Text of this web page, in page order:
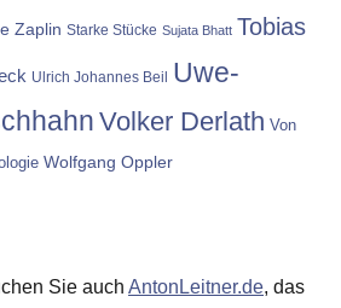
Zaplin Starke Stücke Sujata Bhatt Tobias
Ulrich Johannes Beil Uwe-
Volker Derlath Von
Wolfgang Oppler
Sie auch AntonLeitner.de, das